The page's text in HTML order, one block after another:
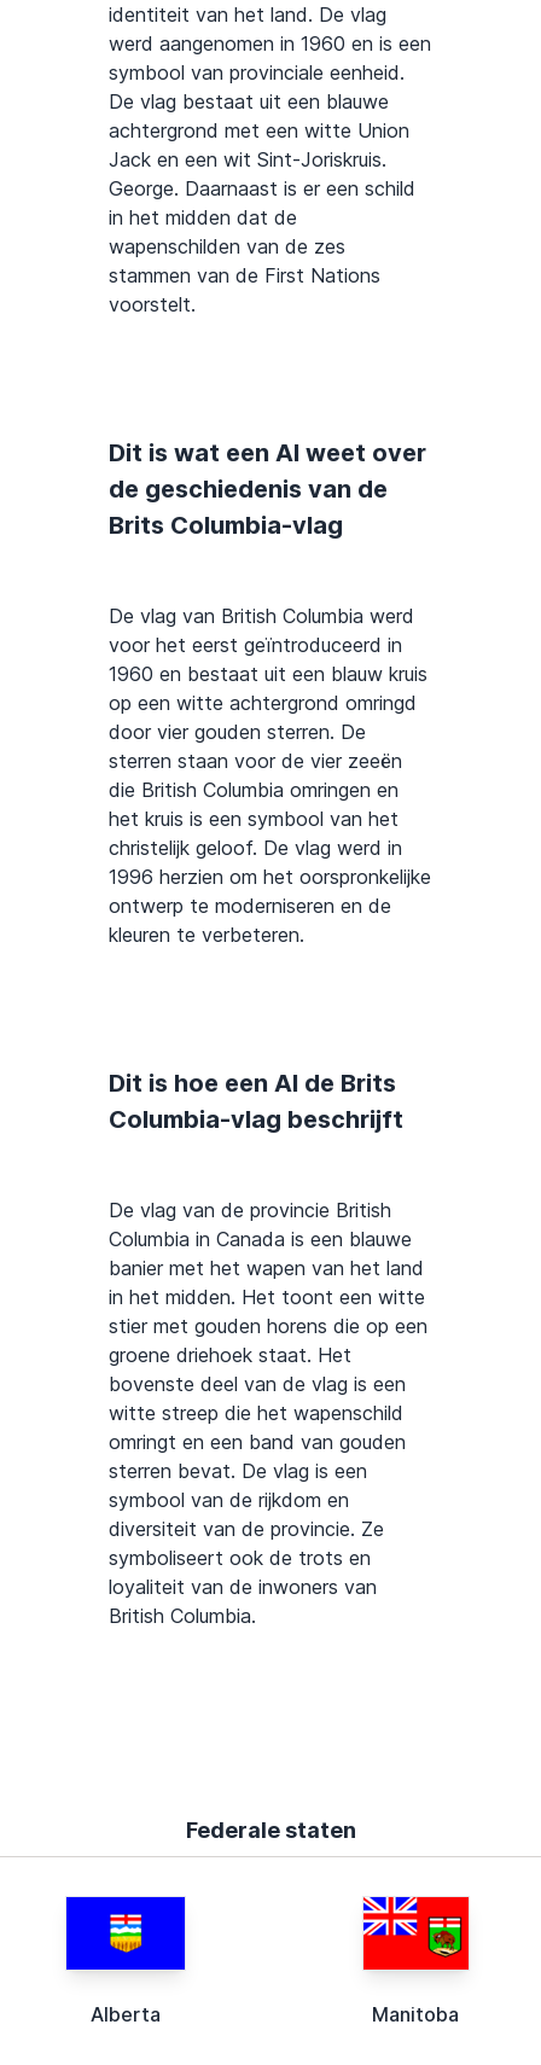
identiteit van het land. De vlag
werd aangenomen in 1960 en is een
symbool van provinciale eenheid.
De vlag bestaat uit een blauwe
achtergrond met een witte Union
Jack en een wit Sint-Joriskruis.
George. Daarnaast is er een schild
in het midden dat de
wapenschilden van de zes
stammen van de First Nations
voorstelt.
Dit is wat een AI weet over
de geschiedenis van de
Brits Columbia-vlag
De vlag van British Columbia werd
voor het eerst geïntroduceerd in
1960 en bestaat uit een blauw kruis
op een witte achtergrond omringd
door vier gouden sterren. De
sterren staan voor de vier zeeën
die British Columbia omringen en
het kruis is een symbool van het
christelijk geloof. De vlag werd in
1996 herzien om het oorspronkelijke
ontwerp te moderniseren en de
kleuren te verbeteren.
Dit is hoe een AI de Brits
Columbia-vlag beschrijft
De vlag van de provincie British
Columbia in Canada is een blauwe
banier met het wapen van het land
in het midden. Het toont een witte
stier met gouden horens die op een
groene driehoek staat. Het
bovenste deel van de vlag is een
witte streep die het wapenschild
omringt en een band van gouden
sterren bevat. De vlag is een
symbool van de rijkdom en
diversiteit van de provincie. Ze
symboliseert ook de trots en
loyaliteit van de inwoners van
British Columbia.
Federale staten
Alberta Manitoba